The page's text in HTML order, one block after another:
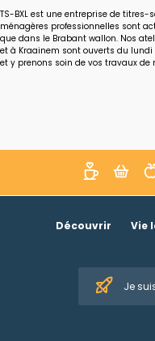
TS-BXL est une entreprise de
ménagères professionnelles sont
que dans le Brabant wallon. Nos
et à Kraainem sont ouverts du lundi
et y prenons soin de vos travaux de
Découvrir Vie
Je